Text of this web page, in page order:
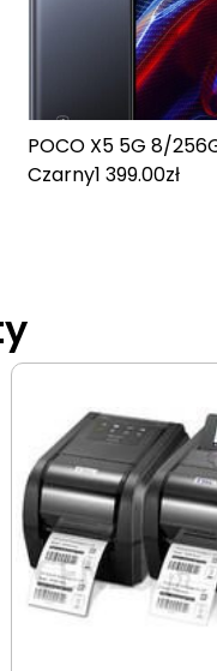
POCO X5 5G 8/
Czarny1 399.00zł